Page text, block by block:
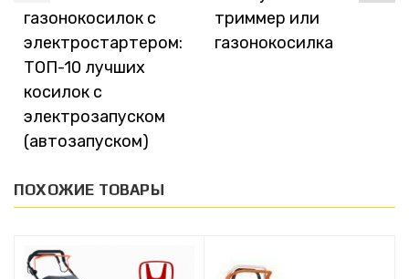
газонокосилок с
электростартером:
ТОП-10 лучших
косилок с
электрозапуском
(автозапуском)
триммер или
газонокосилка
ПОХОЖИЕ ТОВАРЫ